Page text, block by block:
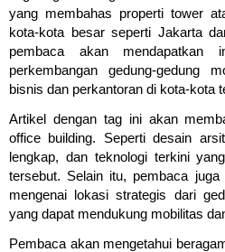
yang membahas properti tower
kota-kota besar seperti Jakarta
pembaca akan mendapatkan
perkembangan gedung-gedung
bisnis dan perkantoran di kota-kota
Artikel dengan tag ini akan
office building. Seperti desain
lengkap, dan teknologi terkini
tersebut. Selain itu, pembaca
mengenai lokasi strategis dari
yang dapat mendukung mobilitas
Pembaca akan mengetahui